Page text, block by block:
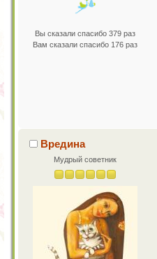
Вы сказали спасибо 379 раз
Вам сказали спасибо 176 раз
Вредина
Мудрый советник